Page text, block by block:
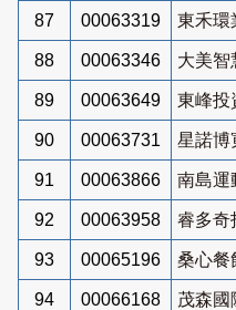
87 00063319 東禾環
88 00063346 大美智
89 00063649 東峰投
90 00063731 星諾博
91 00063866 南島運
92 00063958 睿多奇
93 00065196 桑心餐
94 00066168 茂森國